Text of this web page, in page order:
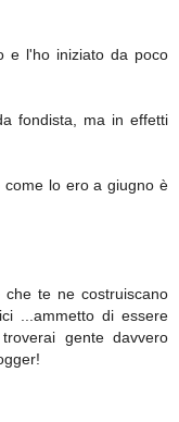
e l'ho iniziato da poco
fondista, ma in effetti
lo ero a giugno è
te ne costruiscano
...ammetto di essere
gente davvero